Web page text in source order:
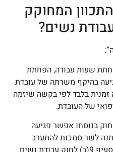
המחוקק
שעות עבודה, הפחתת
בהיקף משרתה של עובדת
זמנית בלבד לפי בקשה שיזמה
של העובדת.
בנוסחו אפשר פגיעה
לשר סמכות להתערב